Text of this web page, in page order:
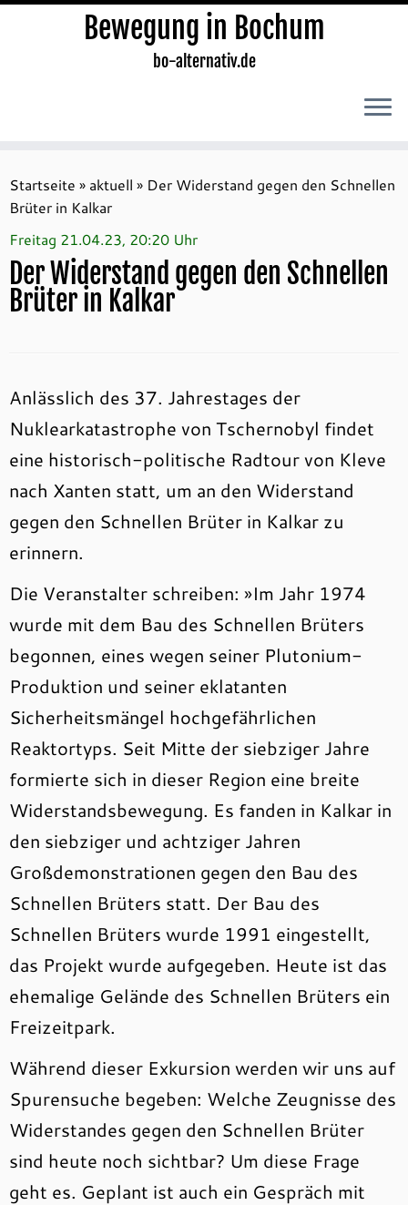
Inhalt
springen
Bewegung in Bochum
bo-alternativ.de
Startseite » aktuell » Der Widerstand gegen den Schnellen
Brüter in Kalkar
Freitag 21.04.23, 20:20 Uhr
Der Widerstand gegen den Schnellen
Brüter in Kalkar
Anlässlich des 37. Jahrestages der
Nuklearkatastrophe von Tschernobyl findet
eine historisch-politische Radtour von Kleve
nach Xanten statt, um an den Widerstand
gegen den Schnellen Brüter in Kalkar zu
erinnern.
Die Veranstalter schreiben: »Im Jahr 1974
wurde mit dem Bau des Schnellen Brüters
begonnen, eines wegen seiner Plutonium-
Produktion und seiner eklatanten
Sicherheitsmängel hochgefährlichen
Reaktortyps. Seit Mitte der siebziger Jahre
formierte sich in dieser Region eine breite
Widerstandsbewegung. Es fanden in Kalkar in
den siebziger und achtziger Jahren
Großdemonstrationen gegen den Bau des
Schnellen Brüters statt. Der Bau des
Schnellen Brüters wurde 1991 eingestellt,
das Projekt wurde aufgegeben. Heute ist das
ehemalige Gelände des Schnellen Brüters ein
Freizeitpark.
Während dieser Exkursion werden wir uns auf
Spurensuche begeben: Welche Zeugnisse des
Widerstandes gegen den Schnellen Brüter
sind heute noch sichtbar? Um diese Frage
geht es. Geplant ist auch ein Gespräch mit